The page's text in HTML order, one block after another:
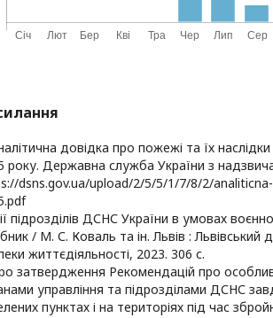
довідка про пожежі та їх наслідки
року. Державна служба України з
dsns.gov.ua/upload/2/5/5/1/7/8/2/
підрозділів ДСНС України в умовах
/ М. С. Коваль та ін. Львів : Львівський
життєдіяльності, 2023. 306 с.
затвердження Рекомендацій про
управління та підрозділами ДСНС
пунктах і на територіях під час